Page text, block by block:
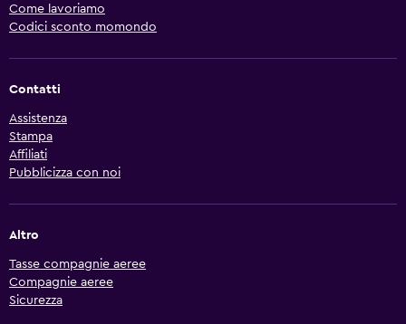
Come lavoriamo
Codici sconto momondo
Contatti
Assistenza
Stampa
Affiliati
Pubblicizza con noi
Altro
Tasse compagnie aeree
Compagnie aeree
Sicurezza